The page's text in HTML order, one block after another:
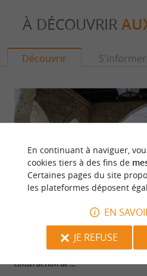
À DÉCOUVRIR
Découvrir S'informer
LA BASTIDE D'EYMET
Eymet est jolie bastide du 13ème
1256 par Alphonse de Poitiers.
construction de ...
En continuant à naviguer,
cookies tiers à des fins de
Certaines pages du site
les plateformes déposent
EN
JE REFUSE